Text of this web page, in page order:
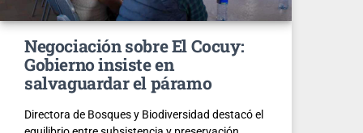
Negociación sobre El Cocuy:
Gobierno insiste en
salvaguardar el páramo
Directora de Bosques y Biodiversidad destacó el